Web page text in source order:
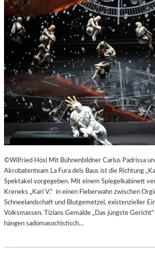
©Wilfried Hösl Mit Bühnenbildner Carlus Padrissa
Akrobatenteam La Fura dels Baus ist die Richtung
Spektakel vorgegeben. Mit einem Spiegelkabinett
Kreneks „Karl V.“ in einen Fieberwahn zwischen
Schneelandschaft und Blutgemetzel, existenzieller
Volksmassen. Tizians Gemälde „Das jüngste
hängen sadomasochistisch…